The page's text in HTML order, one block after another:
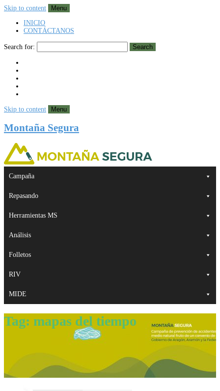
Skip to content
Menu
INICIO
CONTÁCTANOS
Search for: Search
Skip to content Menu
Montaña Segura
Campaña
Repasando
Herramientas MS
Análisis
Folletos
RIV
MIDE
Tag: mapas del tiempo